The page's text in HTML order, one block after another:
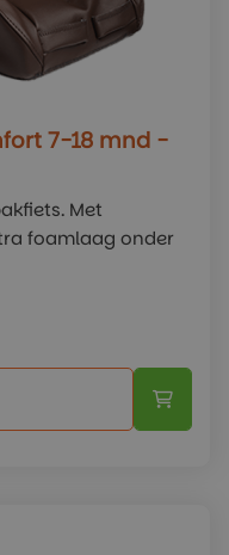
7-18 mnd -
Met
foamlaag onder